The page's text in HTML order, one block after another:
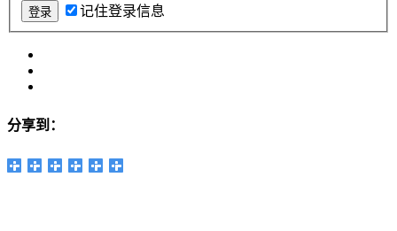
记住登录信息
分享到：